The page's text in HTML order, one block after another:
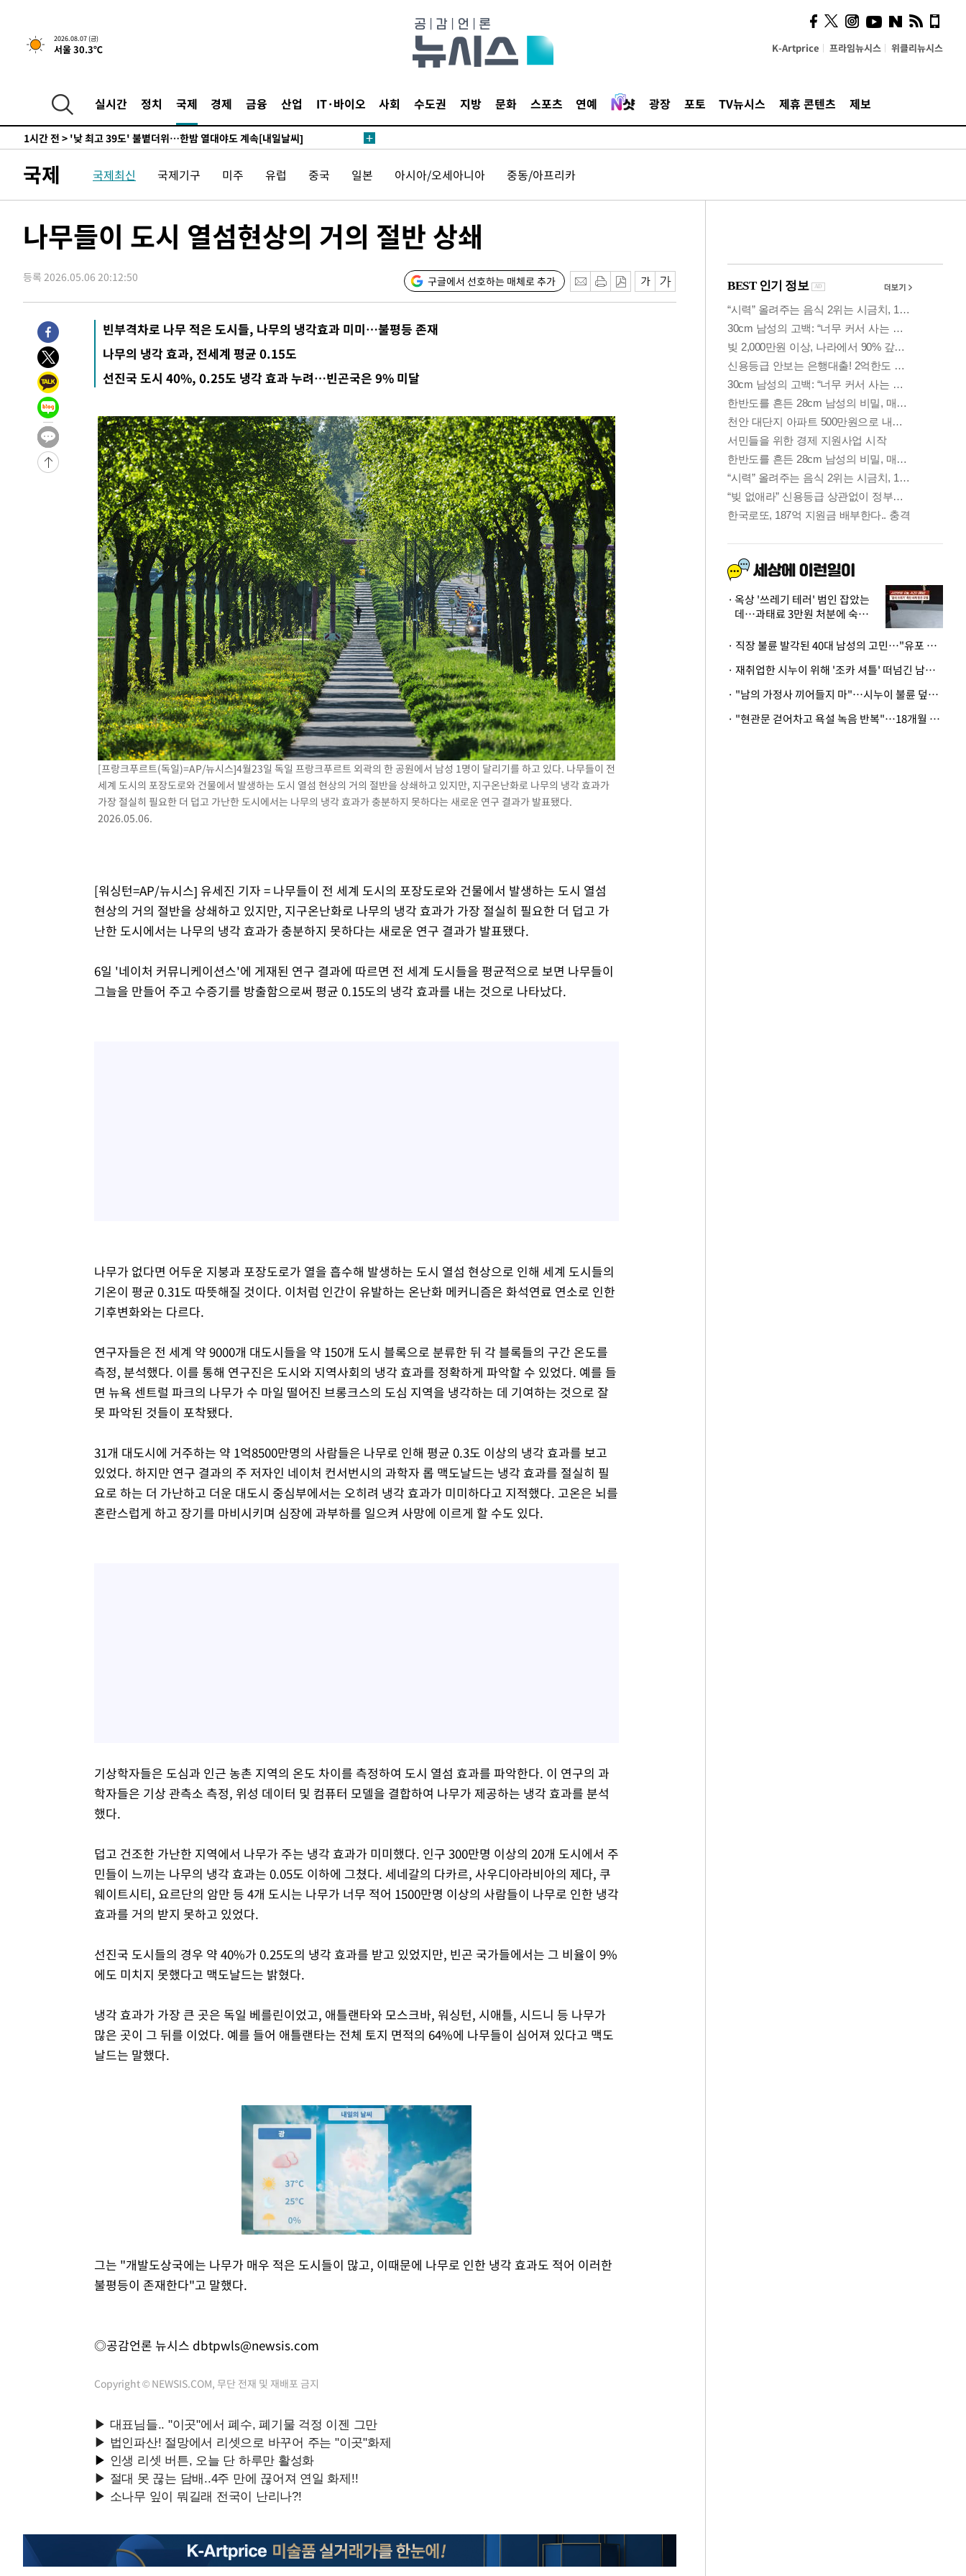
2026.08.07 (금)
서울 30.3℃ K-Artprice 프라임뉴시스 위클리뉴시스
실시간 정치 국제 경제 금융 산업 IT·바이오 사회 수도권 지방 문화 스포츠 연예 광장 포토 TV뉴시스 제휴 콘텐츠 제보
27분 전 >[속보]합참 "北 발사체는 단거리탄도미사일…감시·경계태세 강화"
58분 전 >[속보] SKT, 에이닷 서비스 장애 발생…"원인 파악 중"
1시간 전 >[속보]합참 "북, 동해상으로 미상 발사체 발사"
1시간 전 >
'낮 최고 39도' 불볕더위…한밤 열대야도 계속[내일날씨]
1시간 전 >[속보]7~9일 프로야구 3연전도 폭염 취소…11일 재개
1시간 전 >
"韓 외환시장 개입 관측 배경엔 美의 대한국 무역적자 있어"
1시간 전 >[속보]종합특검, 대검 추가 압수수색…내란 중요임무종사 혐의
2시간 전 >
[속보]코스닥, 800p 회복…0.26% 오른 801.67 마감
2시간 전 > [속보]코스피, 301.88포인트(4.58%) 내린 6296.38 마감
4시간 전 >
손흥민, 5경기 연속골 실패…LAFC는 승부차기 끝 과달라하라 격파
6시간 전 >
내일까지 39도 '펄펄'…기상청 "태풍 지나며 폭염 잠시 꺾인다"
-15845초 전 > '월드컵 탈락 후폭풍' 축구협회…11시간 걸린 초유의 압수수색(종
-15281초 전 >
-14074초 전 >
축구협회, 15년 전 심판 성 접대 파문에 "현재는 내부 지침 준수"
-12759초 전 >
경찰, '홍명보는 2순위' 결론냈던 스포츠윤리센터도 압수수색
27분 전 >
[속보]합참 "北 발사체는 단거리탄도미사일…감시·경계태세 강화"
31분 전 >
日방위성, 北이 동해로 쏜 발사체는 탄도미사일 가능성
[속보] SKT, 에이닷 서비스 장애 발생…"원인 파악 중"
[속보]합참 "북, 동해상으로 미상 발사체 발사"
'낮 최고 39도' 불볕더위…한밤 열대야도 계속[내일날씨]
[속보]7~9일 프로야구 3연전도 폭염 취소…11일 재개
"韓 외환시장 개입 관측 배경엔 美의 대한국 무역적자 있어"
'월드컵 탈락 후폭풍' 축구협회…초유의 압수수색에 '충격·당황'
서울 낮 37.9도, 올여름 최고치 경신…영등포 순간 '40도'
[속보]종합특검, 대검 추가 압수수색…내란 중요임무종사 혐의
[속보]코스닥, 800p 회복…0.26% 오른 801.67 마감
[속보]코스피, 301.88포인트(4.58%) 내린 6296.38 마감
[속보]원·달러 환율, 0.7원 내린 1423.8원 마감
"여기 떨어졌다"…다누리, 스페이스X 로켓 달 충돌 흔적 포착
손흥민, 5경기 연속골 실패…LAFC는 승부차기 끝 과달라하라 격파
내일까지 39도 '펄펄'…기상청 "태풍 지나며 폭염 잠시 꺾인다"
국제 국제최신 국제기구 미주 유럽 중국 일본 아시아/오세아니아 중동/아프리카
나무들이 도시 열섬현상의 거의 절반 상쇄
등록 2026.05.06 20:12:50 구글에서 선호하는 매체로 추가
빈부격차로 나무 적은 도시들, 나무의 냉각효과 미미…불평등 존재
나무의 냉각 효과, 전세계 평균 0.15도
선진국 도시 40%, 0.25도 냉각 효과 누려…빈곤국은 9% 미달
[프랑크푸르트(독일)=AP/뉴시스]4월23일 독일 프랑크푸르트 외곽의 한 공원에서 남성 1명이 달리기를 하고 있다. 나무들이 전
세계 도시의 포장도로와 건물에서 발생하는 도시 열섬 현상의 거의 절반을 상쇄하고 있지만, 지구온난화로 나무의 냉각 효과가
가장 절실히 필요한 더 덥고 가난한 도시에서는 나무의 냉각 효과가 충분하지 못하다는 새로운 연구 결과가 발표됐다.
2026.05.06.
[워싱턴=AP/뉴시스] 유세진 기자 = 나무들이 전 세계 도시의 포장도로와 건물에서 발생하는 도시 열섬
현상의 거의 절반을 상쇄하고 있지만, 지구온난화로 나무의 냉각 효과가 가장 절실히 필요한 더 덥고 가
난한 도시에서는 나무의 냉각 효과가 충분하지 못하다는 새로운 연구 결과가 발표됐다.
6일 '네이처 커뮤니케이션스'에 게재된 연구 결과에 따르면 전 세계 도시들을 평균적으로 보면 나무들이
그늘을 만들어 주고 수증기를 방출함으로써 평균 0.15도의 냉각 효과를 내는 것으로 나타났다.
나무가 없다면 어두운 지붕과 포장도로가 열을 흡수해 발생하는 도시 열섬 현상으로 인해 세계 도시들의
기온이 평균 0.31도 따뜻해질 것이다. 이처럼 인간이 유발하는 온난화 메커니즘은 화석연료 연소로 인한
기후변화와는 다르다.
연구자들은 전 세계 약 9000개 대도시들을 약 150개 도시 블록으로 분류한 뒤 각 블록들의 구간 온도를
측정, 분석했다. 이를 통해 연구진은 도시와 지역사회의 냉각 효과를 정확하게 파악할 수 있었다. 예를 들
면 뉴욕 센트럴 파크의 나무가 수 마일 떨어진 브롱크스의 도심 지역을 냉각하는 데 기여하는 것으로 잘
못 파악된 것들이 포착됐다.
31개 대도시에 거주하는 약 1억8500만명의 사람들은 나무로 인해 평균 0.3도 이상의 냉각 효과를 보고
있었다. 하지만 연구 결과의 주 저자인 네이처 컨서번시의 과학자 롭 맥도날드는 냉각 효과를 절실히 필
요로 하는 더 가난하고 더운 대도시 중심부에서는 오히려 냉각 효과가 미미하다고 지적했다. 고온은 뇌를
혼란스럽게 하고 장기를 마비시키며 심장에 과부하를 일으켜 사망에 이르게 할 수도 있다.
기상학자들은 도심과 인근 농촌 지역의 온도 차이를 측정하여 도시 열섬 효과를 파악한다. 이 연구의 과
학자들은 기상 관측소 측정, 위성 데이터 및 컴퓨터 모델을 결합하여 나무가 제공하는 냉각 효과를 분석
했다.
덥고 건조한 가난한 지역에서 나무가 주는 냉각 효과가 미미했다. 인구 300만명 이상의 20개 도시에서 주
민들이 느끼는 나무의 냉각 효과는 0.05도 이하에 그쳤다. 세네갈의 다카르, 사우디아라비아의 제다, 쿠
웨이트시티, 요르단의 암만 등 4개 도시는 나무가 너무 적어 1500만명 이상의 사람들이 나무로 인한 냉각
효과를 거의 받지 못하고 있었다.
선진국 도시들의 경우 약 40%가 0.25도의 냉각 효과를 받고 있었지만, 빈곤 국가들에서는 그 비율이 9%
에도 미치지 못했다고 맥도날드는 밝혔다.
냉각 효과가 가장 큰 곳은 독일 베를린이었고, 애틀랜타와 모스크바, 워싱턴, 시애틀, 시드니 등 나무가
많은 곳이 그 뒤를 이었다. 예를 들어 애틀랜타는 전체 토지 면적의 64%에 나무들이 심어져 있다고 맥도
날드는 말했다.
그는 "개발도상국에는 나무가 매우 적은 도시들이 많고, 이때문에 나무로 인한 냉각 효과도 적어 이러한
불평등이 존재한다"고 말했다.
◎공감언론 뉴시스 dbtpwls@newsis.com
Copyright © NEWSIS.COM, 무단 전재 및 재배포 금지
의견, 국토부·LH에 충실히
전달할 것"
옥상 '쓰레기 테러' 범인 잡았는
데…과태료 3만원 처분에 숙박업
· 직장 불륜 발각된 40대 남성의 고민…"유포 동료 명예훼손·협박죄 고소 가능할까"
· 재취업한 시누이 위해 '조카 셔틀' 떠넘긴 남편…아내 "난 못한다"
· "남의 가정사 끼어들지 마"…시누이 불륜 덮으려는 남편에 억울한 아내
· "현관문 걷어차고 욕설 녹음 반복"…18개월 아기 키우는 집 뒤흔든 '앞집의 비극'